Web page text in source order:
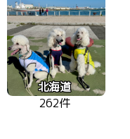
北海道
262件